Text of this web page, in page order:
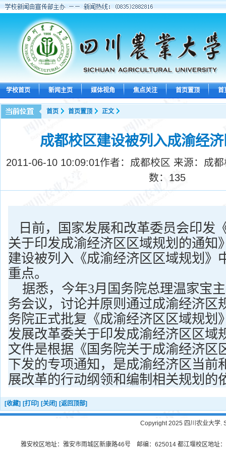
学校首页 新闻主页 媒体视角 焦点关注 首页置顶 首
首页 首页置顶 正文
成都校区建设被列入成渝经
2011-06-10 10:09:01作者：成都校区 来源：成
数： 135
日前，国家发展和改革委员会印发
关于印发成渝经济区区域规划的通知
建设被列入《成渝经济区区域规划》
重点。
据悉，今年3月国务院总理温家宝
务会议，讨论并原则通过成渝经济区
务院正式批复《成渝经济区区域规划
发展改革委关于印发成渝经济区区域
文件是根据《国务院关于成渝经济区
下发的专项通知， 是成渝经济区当前
展改革的行动纲领和编制相关规划的
[收藏] [打印] [关闭] [返回顶部]
Copyright 2025 四川农业大学.
雅安校区地址：雅安市雨城区新康路46号 邮编：625014 都江堰校区地址